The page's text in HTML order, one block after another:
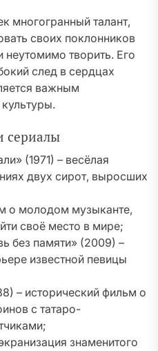
многогранный талант,
своих поклонников
творить. Его
след в сердцах
важным
сериалы
(1971) – весёлая
двух сирот, выросших
о молодом музыканте,
своё место в мире;
без памяти» (2009) –
известной певицы
– исторический фильм о
с татаро-
знаменитого